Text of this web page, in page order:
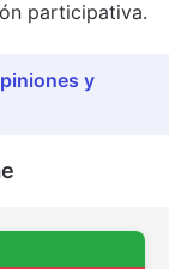
participativa.
y